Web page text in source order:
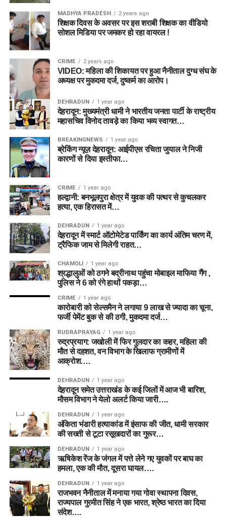
MADHYA PRADESH 2 years ago
शिक्षक दिवस के अवसर पर इस शराबी शिक्षक का वीडियो
सोशल मिडिया पर जमकर हो रहा वायरल !
CRIME 2 years ago
VIDEO: महिला की शिकायत पर हुआ नैनीताल दुग्ध संघ के
अध्यक्ष पर मुकदमा दर्ज, दुष्कर्म का आरोप।
DEHRADUN 1 year ago
देहरादून: मुख्यमंत्री धामी ने भारतीय जनता पार्टी के राष्ट्रीय
महासचिव विनोद तावड़े का किया भव्य स्वागत…
BREAKINGNEWS 1 year ago
ब्रेकिंग न्यूज़ देहरादून: आईपीएस रचिता जुयाल ने निजी
कारणों से दिया इस्तीफा…
CRIME 1 year ago
हल्द्वानी: बनभूलपुरा क्षेत्र में युवक की पत्थर से कुचलकर
हत्या, एक हिरासत में…
DEHRADUN 1 year ago
देहरादून में स्मार्ट ऑटोमेटेड पार्किंग का कार्य अंतिम चरण में,
ट्रैफिक जाम से मिलेगी राहत…
CHAMOLI 1 year ago
श्रद्धालुओं को ठगने बद्रीनाथ पहुंचा मोबाइल माफिया गैंग ,
पुलिस ने 6 को रंगे हाथों पकड़ा…
CRIME 1 year ago
कारोबारी को सेल्समैन ने लगाया 9 लाख से ज्यादा का चूना,
फर्जी पेमेंट बुक से की ठगी, मुकदमा दर्ज…
RUDRAPRAYAG 1 year ago
रुद्रप्रयाग: जखोली में फिर गुलदार का कहर, महिला की
मौत से दहशत, वन विभाग के खिलाफ ग्रामीणों में
आक्रोश….
DEHRADUN 1 year ago
देहरादून समेत उत्तराखंड के कई जिलों में आज भी बारिश,
मौसम विभाग ने येलो अलर्ट किया जारी….
DEHRADUN 1 year ago
अंकिता भंडारी हत्याकांड में इंसाफ की जीत, धामी सरकार
की सख्ती से टूटा रसूखदारों का गुरूर…
DEHRADUN 1 year ago
ऋषिकेश रेंज के जंगल में पत्ते लेने गए युवकों पर बाघ का
हमला, एक की मौत, दूसरा घायल….
DEHRADUN 1 year ago
राजभवन नैनीताल में मनाया गया गोवा स्थापना दिवस,
राज्यपाल गुरमीत सिंह ने एक भारत, श्रेष्ठ भारत का दिया
संदेश….